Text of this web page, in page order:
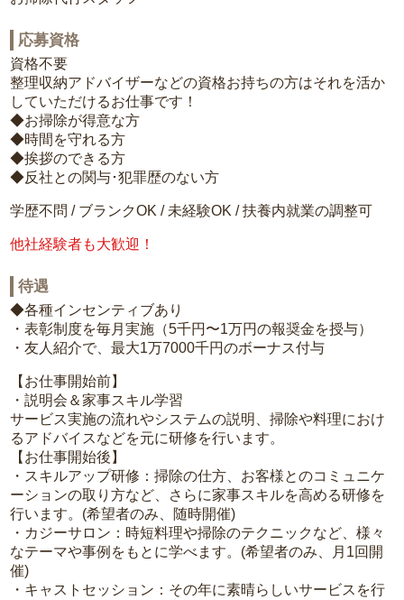
応募資格
資格不要
整理収納アドバイザーなどの資格お持ちの方はそれを活か
していただけるお仕事です！
◆お掃除が得意な方
◆時間を守れる方
◆挨拶のできる方
◆反社との関与･犯罪歴のない方
学歴不問 / ブランクOK / 未経験OK / 扶養内就業の調整可
他社経験者も大歓迎！
待遇
◆各種インセンティブあり
・表彰制度を毎月実施（5千円〜1万円の報奨金を授与）
・友人紹介で、最大1万7000千円のボーナス付与
【お仕事開始前】
・説明会＆家事スキル学習
サービス実施の流れやシステムの説明、掃除や料理におけ
るアドバイスなどを元に研修を行います。
【お仕事開始後】
・スキルアップ研修：掃除の仕方、お客様とのコミュニケ
ーションの取り方など、さらに家事スキルを高める研修を
行います。(希望者のみ、随時開催)
・カジーサロン：時短料理や掃除のテクニックなど、様々
なテーマや事例をもとに学べます。(希望者のみ、月1回開
催)
・キャストセッション：その年に素晴らしいサービスを行